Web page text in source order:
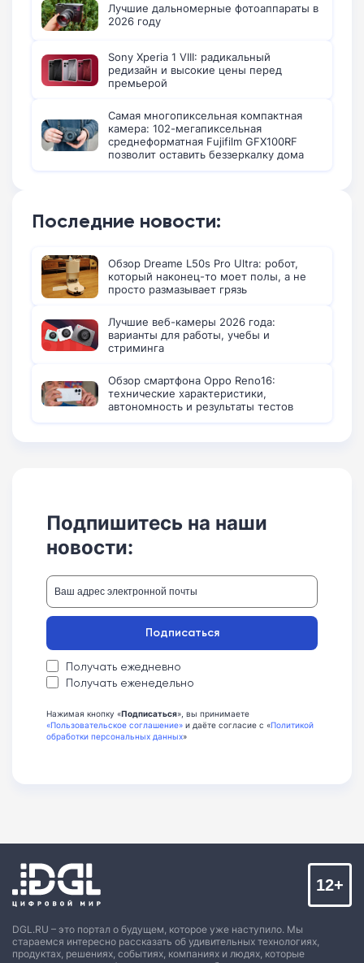
Лучшие дальномерные фотоаппараты в
2026 году
Sony Xperia 1 VIII: радикальный
редизайн и высокие цены перед
премьерой
Самая многопиксельная компактная
камера: 102-мегапиксельная
среднеформатная Fujifilm GFX100RF
позволит оставить беззеркалку дома
Последние новости:
Обзор Dreame L50s Pro Ultra: робот,
который наконец-то моет полы, а не
просто размазывает грязь
Лучшие веб-камеры 2026 года:
варианты для работы, учебы и
стриминга
Обзор смартфона Oppo Reno16:
технические характеристики,
автономность и результаты тестов
Подпишитесь на наши
новости:
Получать ежедневно
Получать еженедельно
Подписаться
Нажимая кнопку «Подписаться», вы принимаете
«Пользовательское соглашение» и даёте согласие с «Политикой
обработки персональных данных»
DGL.RU – это портал о будущем, которое уже наступило. Мы
стараемся интересно рассказать об удивительных технологиях,
продуктах, решениях, событиях, компаниях и людях, которые
12+